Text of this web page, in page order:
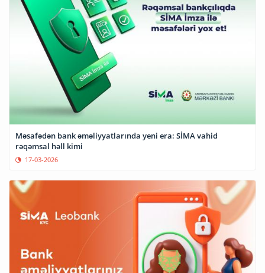
Məsafədən bank əməliyyatlarında yeni era: SİMA vahid
rəqəmsal həll kimi
17-03-2026